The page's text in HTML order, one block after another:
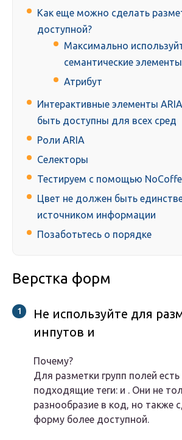
Как еще можно сделать
доступной?
Максимально
семантические элементы
Атрибут
Интерактивные элементы
быть доступны для всех сред
Роли ARIA
Селекторы
Тестируем с помощью
Цвет не должен быть
источником информации
Позаботьтесь о порядке
Верстка форм
Не используйте для
инпутов и
Почему?
Для разметки групп полей
подходящие теги: и . Они не
разнообразие в код, но также
форму более доступной.